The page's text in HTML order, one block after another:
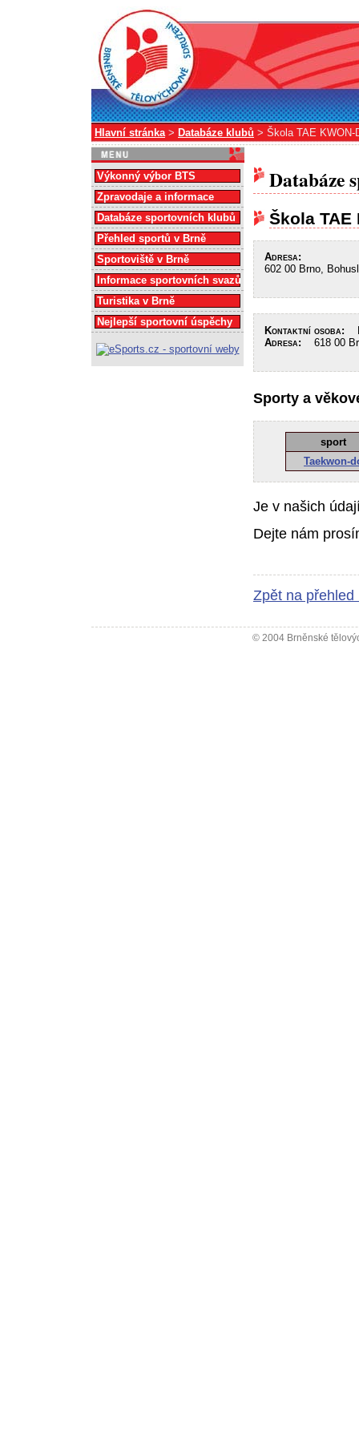
Hlavní stránka> Databáze klubů > Škola TAE KWON-
Databáze
Škola TAE
Adresa:
602 00 Brno,
Kontaktní osoba:
Adresa: 618 00
Sporty a
sport
Taekwon-
Je v našich
Dejte nám
Zpět na přehled
Výkonný výbor BTS
Zpravodaje a informace
Databáze sportovních klubů
Přehled sportů v Brně
Sportoviště v Brně
Informace sportovních svazů
Turistika v Brně
Nejlepší sportovní úspěchy
© 2004 Brněnské